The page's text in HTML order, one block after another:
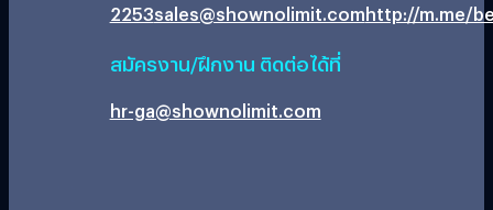
2253sales@shownolimit.comhttp://m.me/
สมัครงาน/ฝึกงาน ติดต่อได้ที่
hr-ga@shownolimit.com